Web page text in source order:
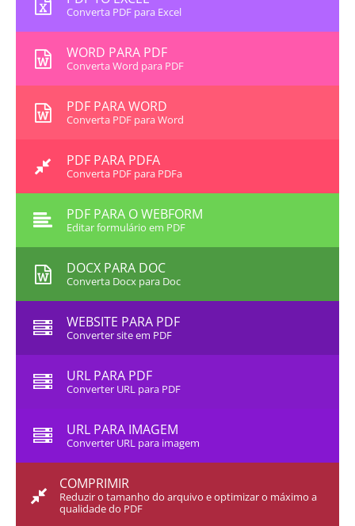
Converta PDF para Excel
WORD PARA PDF
Converta Word para PDF
PDF PARA WORD
Converta PDF para Word
PDF PARA PDFA
Converta PDF para PDFa
PDF PARA O WEBFORM
Editar formulário em PDF
DOCX PARA DOC
Converta Docx para Doc
WEBSITE PARA PDF
Converter site em PDF
URL PARA PDF
Converter URL para PDF
URL PARA IMAGEM
Converter URL para imagem
COMPRIMIR
Reduzir o tamanho do arquivo e optimizar o máximo a
qualidade do PDF